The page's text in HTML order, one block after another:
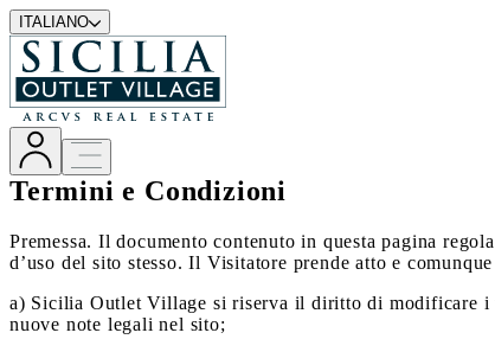
ITALIANO
Termini e Condizioni
Premessa. Il documento contenuto in questa pagina
d’uso del sito stesso. Il Visitatore prende atto e
a) Sicilia Outlet Village si riserva il diritto di modificare i
nuove note legali nel sito;